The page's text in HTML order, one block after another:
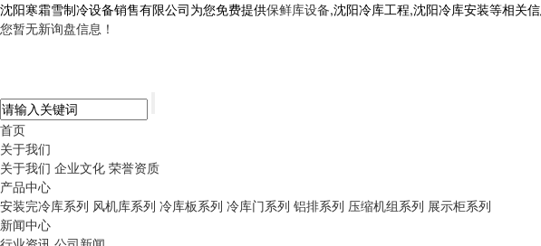
沈阳寒霜雪制冷设备销售有限公司为您免费提供保鲜库设备,沈阳冷库工程,沈阳冷库安装等相关
您暂无新询盘信息！
首页
关于我们
关于我们 企业文化 荣誉资质
产品中心
安装完冷库系列 风机库系列 冷库板系列 冷库门系列 铝排系列 压缩机组系列 展示柜系列
新闻中心